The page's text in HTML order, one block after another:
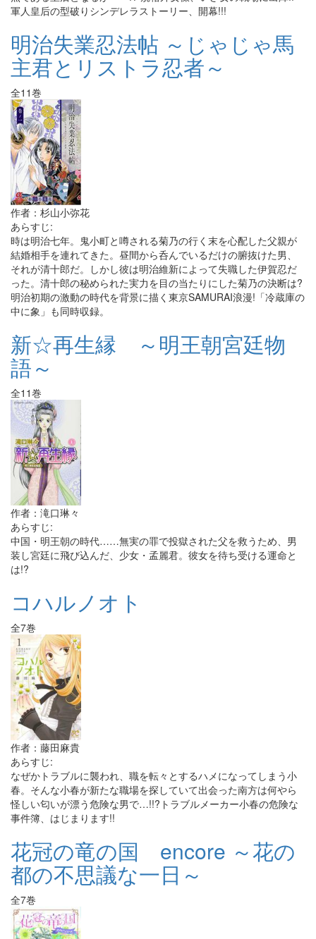
軍人皇后の型破りシンデレラストーリー、開幕!!!
明治失業忍法帖 ～じゃじゃ馬
主君とリストラ忍者～
全11巻
作者：杉山小弥花
あらすじ:
時は明治七年。鬼小町と噂される菊乃の行く末を心配した父親が
結婚相手を連れてきた。昼間から呑んでいるだけの腑抜けた男、
それが清十郎だ。しかし彼は明治維新によって失職した伊賀忍だ
った。清十郎の秘められた実力を目の当たりにした菊乃の決断は?
明治初期の激動の時代を背景に描く東京SAMURAI浪漫!「冷蔵庫の
中に象」も同時収録。
新☆再生縁 ～明王朝宮廷物
語～
全11巻
作者：滝口琳々
あらすじ:
中国・明王朝の時代……無実の罪で投獄された父を救うため、男
装し宮廷に飛び込んだ、少女・孟麗君。彼女を待ち受ける運命と
は!?
コハルノオト
全7巻
作者：藤田麻貴
あらすじ:
なぜかトラブルに襲われ、職を転々とするハメになってしまう小
春。そんな小春が新たな職場を探していて出会った南方は何やら
怪しい匂いが漂う危険な男で…!!?トラブルメーカー小春の危険な
事件簿、はじまります!!
花冠の竜の国 encore ～花の
都の不思議な一日～
全7巻